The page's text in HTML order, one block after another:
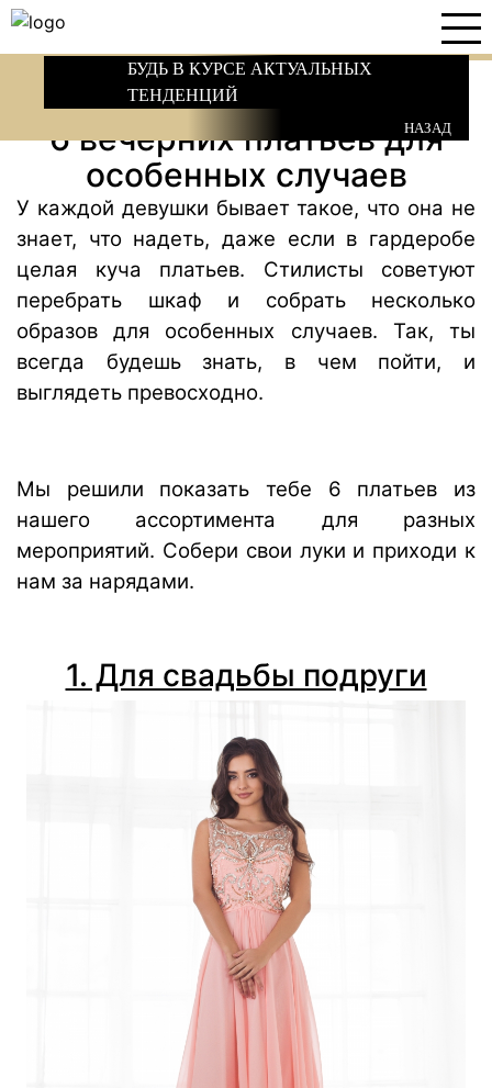
БУДЬ В КУРСЕ АКТУАЛЬНЫХ
ТЕНДЕНЦИЙ
НАЗАД
6 вечерних платьев для
особенных случаев
У каждой девушки бывает такое, что она не
знает, что надеть, даже если в гардеробе
целая куча платьев. Стилисты советуют
перебрать шкаф и собрать несколько
образов для особенных случаев. Так, ты
всегда будешь знать, в чем пойти, и
выглядеть превосходно.
Мы решили показать тебе 6 платьев из
нашего ассортимента для разных
мероприятий. Собери свои луки и приходи к
нам за нарядами.
1. Для свадьбы подруги